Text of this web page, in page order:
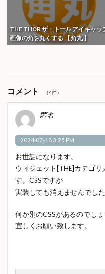
THE THOR ザ・トール アイキャッ
画像の角を丸くする 【 角丸 】
コメント （4件）
匿名
2024-07-18 3:25 PM
お世話になります。
ウィジェット[THE]カテゴ
す。CSSですが
実装しても消えませんでした
何か別のCSSがあるのでしょ
宜しくお願い致します。